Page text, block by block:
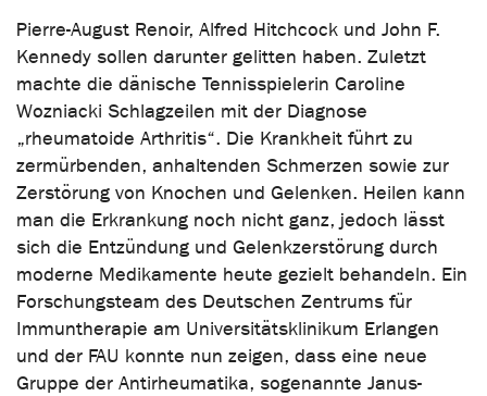
Pierre-August Renoir, Alfred Hitchcock und John F.
Kennedy sollen darunter gelitten haben. Zuletzt
machte die dänische Tennisspielerin Caroline
Wozniacki Schlagzeilen mit der Diagnose
„rheumatoide Arthritis“. Die Krankheit führt zu
zermürbenden, anhaltenden Schmerzen sowie zur
Zerstörung von Knochen und Gelenken. Heilen kann
man die Erkrankung noch nicht ganz, jedoch lässt
sich die Entzündung und Gelenkzerstörung durch
moderne Medikamente heute gezielt behandeln. Ein
Forschungsteam des Deutschen Zentrums für
Immuntherapie am Universitätsklinikum Erlangen
und der FAU konnte nun zeigen, dass eine neue
Gruppe der Antirheumatika, sogenannte Janus-